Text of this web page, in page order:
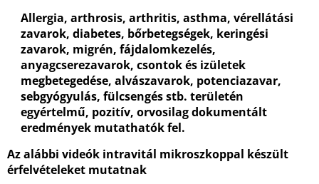
Allergia, arthrosis, arthritis, asthma, vérellátási
zavarok, diabetes, bőrbetegségek, keringési
zavarok, migrén, fájdalomkezelés,
anyagcserezavarok, csontok és izületek
megbetegedése, alvászavarok, potenciazavar,
sebgyógyulás, fülcsengés stb. területén
egyértelmű, pozitív, orvosilag dokumentált
eredmények mutathatók fel.
Az alábbi videók intravitál mikroszkoppal készült
érfelvételeket mutatnak